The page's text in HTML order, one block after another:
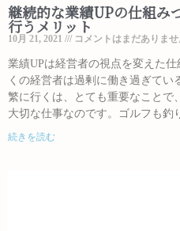
継続的な業績UPの仕組み
行うメリット
10月 21, 2021 コメントはまだありませ
業績UPは経営者の視点を変えた
くの経営者は過剰に働き過ぎて
繁に行くは、とても重要なことで
大切な仕事なのです。ゴルフも釣
続きを読む